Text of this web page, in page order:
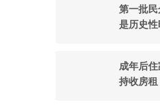
第一批
是历史性
成年后
持收房租